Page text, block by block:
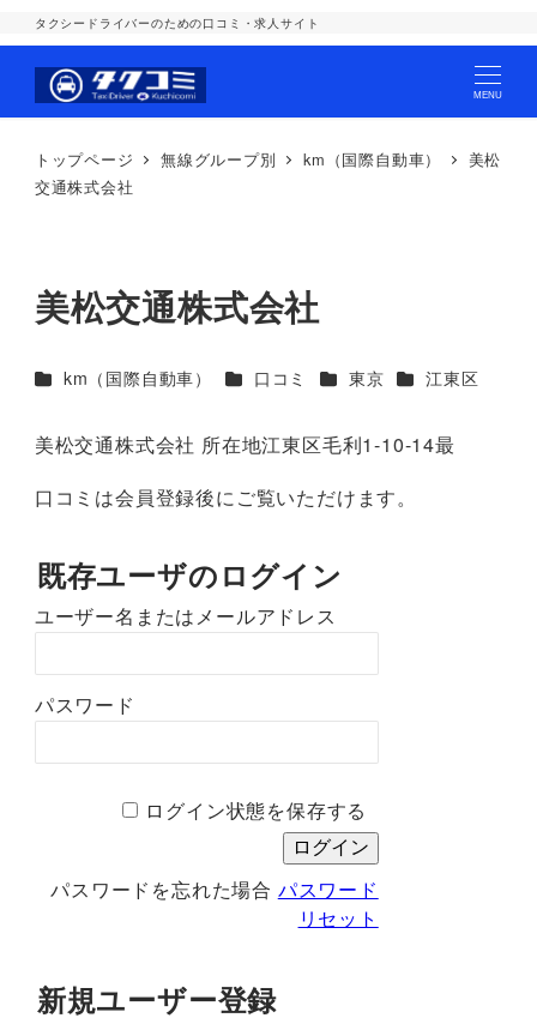
タクシードライバーのための口コミ・求人サイト
MENU
トップページ 無線グループ別 km（国際自動車）
美松
交通株式会社
美松交通株式会社
カテゴリー
km（国際自動車） カテゴリー
口コミ カテゴリー
東京 カテゴリー
江東区
美松交通株式会社 所在地江東区毛利1-10-14最
口コミは会員登録後にご覧いただけます。
既存ユーザのログイン
ユーザー名またはメールアドレス
パスワード
ログイン状態を保存する
パスワードを忘れた場合 パスワード
リセット
新規ユーザー登録